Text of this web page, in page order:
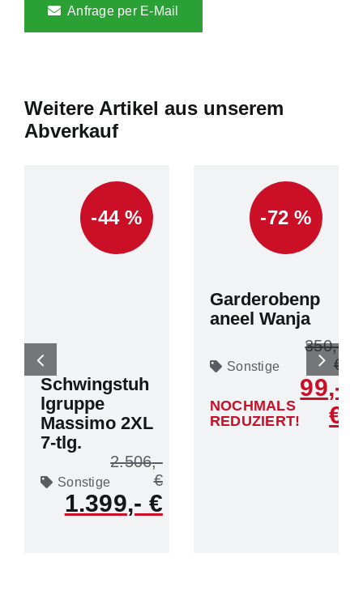
Anfrage per E-Mail
Weitere Artikel aus unserem
Abverkauf
Schwingstuh
lgruppe
Massimo 2XL
7-tlg.
-44 %
Sonstige
2.506
1.399
Garderobenp
aneel Wanja
-72 %
Sonstige
350
NOCHMALS
REDUZIERT!
99